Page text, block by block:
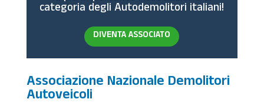
categoria degli Autodemolitori italiani!
DIVENTA ASSOCIATO
Associazione Nazionale Demolitori
Autoveicoli